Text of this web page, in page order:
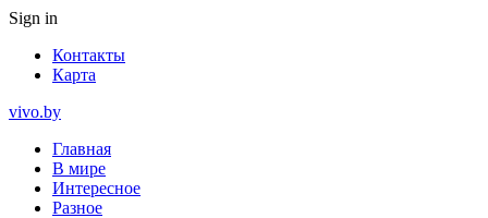
Sign in
Контакты
Карта
vivo.by
Главная
В мире
Интересное
Разное